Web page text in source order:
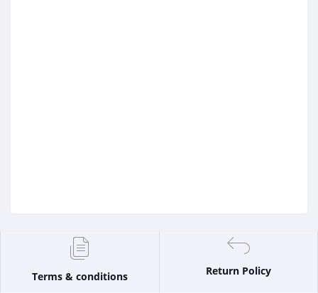
Terms & conditions Return Policy